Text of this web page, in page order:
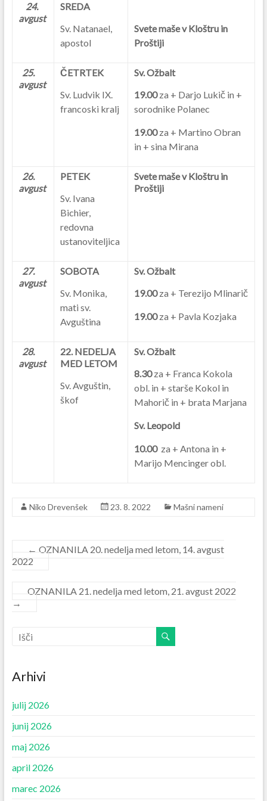
24.
avgust
SREDA
Sv. Natanael,
apostol
Svete maše v Kloštru in
Proštiji
25.
avgust
ČETRTEK
Sv. Ludvik IX.
francoski kralj
Sv. Ožbalt
19.00za + Darjo Lukič in +
sorodnike Polanec
19.00za + Martino Obran
in + sina Mirana
26.
avgust
PETEK
Sv. Ivana
Bichier,
redovna
ustanoviteljica
Svete maše v Kloštru in
Proštiji
27.
avgust
SOBOTA
Sv. Monika,
mati sv.
Avguština
Sv. Ožbalt
19.00za + Terezijo Mlinarič
19.00za + Pavla Kozjaka
28.
avgust
22. NEDELJA
MED LETOM
Sv. Avguštin,
škof
Sv. Ožbalt
8.30za + Franca Kokola
obl. in + starše Kokol in
Mahorič in + brata Marjana
Sv. Leopold
10.00 za + Antona in +
Marijo Mencinger obl.
Niko Drevenšek 23. 8. 2022 Mašni nameni
← OZNANILA 20. nedelja med letom, 14. avgust
2022
OZNANILA 21. nedelja med letom, 21. avgust 2022
→
Arhivi
julij 2026
junij 2026
maj 2026
april 2026
marec 2026